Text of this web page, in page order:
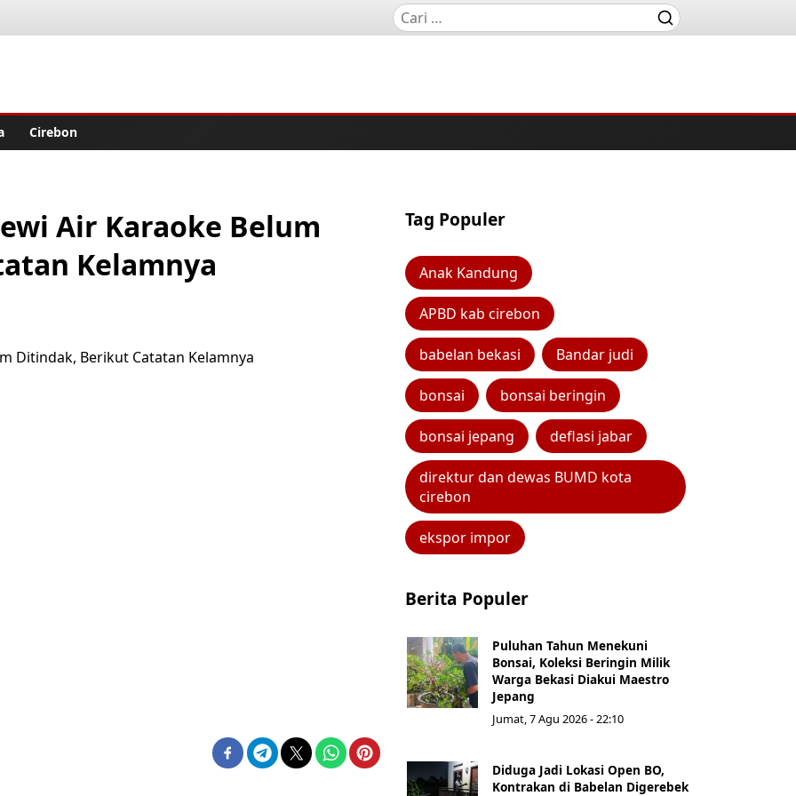
Cirebon
Air Karaoke Belum
Kelamnya
Tag Populer
Anak Kandung
APBD kab cirebon
babelan bekasi Bandar judi
bonsai bonsai beringin
bonsai jepang deflasi jabar
direktur dan dewas BUMD kota
cirebon
ekspor impor
Berita Populer
Puluhan Tahun Menekuni
Bonsai, Koleksi Beringin Milik
Warga Bekasi Diakui Maestro
Jepang
Jumat, 7 Agu 2026 - 22:10
Diduga Jadi Lokasi Open BO,
Kontrakan di Babelan Digerebek